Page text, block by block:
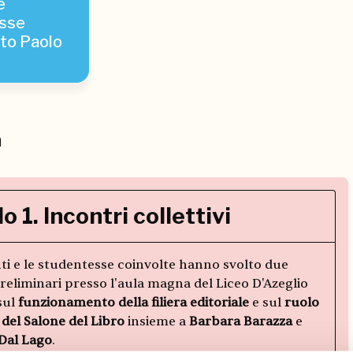
Paolo
1. Incontri collettivi
e le studentesse coinvolte hanno svolto due
presso l'aula magna del Liceo D'Azeglio
funzionamento della filiera editoriale e sul ruolo
Salone del Libro insieme a Barbara Barazza e
Lago.